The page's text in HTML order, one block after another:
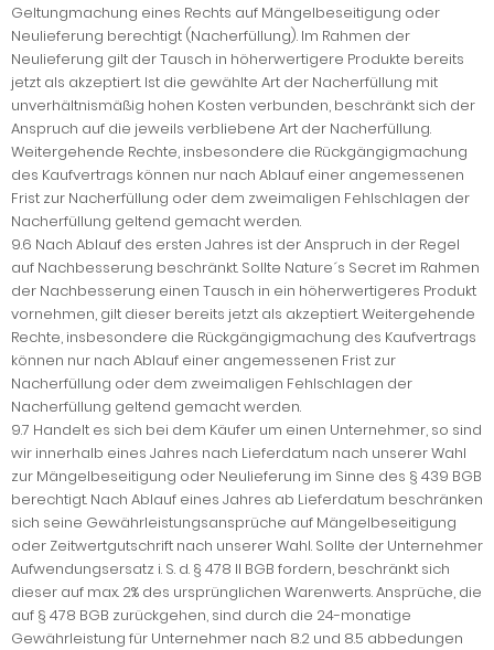
Geltungmachung eines Rechts auf Mängelbeseitigung oder
Neulieferung berechtigt (Nacherfüllung). Im Rahmen der
Neulieferung gilt der Tausch in höherwertigere Produkte bereits
jetzt als akzeptiert. Ist die gewählte Art der Nacherfüllung mit
unverhältnismäßig hohen Kosten verbunden, beschränkt sich der
Anspruch auf die jeweils verbliebene Art der Nacherfüllung.
Weitergehende Rechte, insbesondere die Rückgängigmachung
des Kaufvertrags können nur nach Ablauf einer angemessenen
Frist zur Nacherfüllung oder dem zweimaligen Fehlschlagen der
Nacherfüllung geltend gemacht werden.
9.6 Nach Ablauf des ersten Jahres ist der Anspruch in der Regel
auf Nachbesserung beschränkt. Sollte Nature´s Secret im Rahmen
der Nachbesserung einen Tausch in ein höherwertigeres Produkt
vornehmen, gilt dieser bereits jetzt als akzeptiert. Weitergehende
Rechte, insbesondere die Rückgängigmachung des Kaufvertrags
können nur nach Ablauf einer angemessenen Frist zur
Nacherfüllung oder dem zweimaligen Fehlschlagen der
Nacherfüllung geltend gemacht werden.
9.7 Handelt es sich bei dem Käufer um einen Unternehmer, so sind
wir innerhalb eines Jahres nach Lieferdatum nach unserer Wahl
zur Mängelbeseitigung oder Neulieferung im Sinne des § 439 BGB
berechtigt. Nach Ablauf eines Jahres ab Lieferdatum beschränken
sich seine Gewährleistungsansprüche auf Mängelbeseitigung
oder Zeitwertgutschrift nach unserer Wahl. Sollte der Unternehmer
Aufwendungsersatz i. S. d. § 478 II BGB fordern, beschränkt sich
dieser auf max. 2% des ursprünglichen Warenwerts. Ansprüche, die
auf § 478 BGB zurückgehen, sind durch die 24-monatige
Gewährleistung für Unternehmer nach 8.2 und 8.5 abbedungen